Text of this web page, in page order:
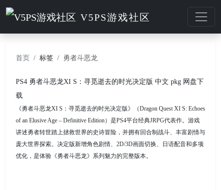
V5PS游戏社区
首页 标签 勇者斗恶龙
PS4 勇者斗恶龙XI S：寻觅逝去的时光决定版 中文 pkg 网盘下
载
《勇者斗恶龙XI S：寻觅逝去的时光决定版》（Dragon Quest XI S: Echoes
of an Elusive Age – Definitive Edition）是PS4平台经典JRPG代表作。游戏
讲述勇者转世踏上拯救世界的史诗冒险，并拥有回合制战斗、丰富剧情与
庞大世界探索。决定版新增角色剧情、2D/3D画面切换、日语配音和多项
优化，是体验《勇者斗恶龙》系列魅力的完整版本。